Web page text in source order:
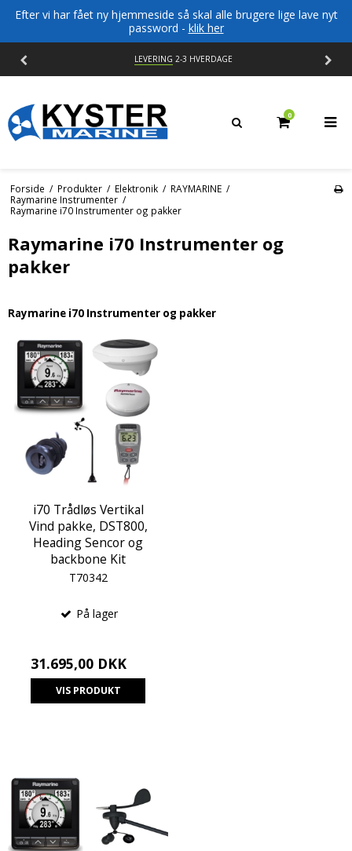
Efter vi har fået ny hjemmeside så skal alle brugere lige lave nyt
password - klik her
LEVERING 2-3 HVERDAGE
0
Forside / Produkter / Elektronik / RAYMARINE /
Raymarine Instrumenter /
Raymarine i70 Instrumenter og pakker
Raymarine i70 Instrumenter og
pakker
Raymarine i70 Instrumenter og pakker
i70 Trådløs Vertikal
Vind pakke, DST800,
Heading Sencor og
backbone Kit
T70342
På lager
31.695,00 DKK
VIS PRODUKT